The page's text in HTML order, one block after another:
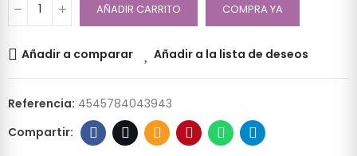
AÑADIR CARRITO COMPRA YA
Añadir a comparar Añadir a la lista de deseos
Referencia: 4545784043943